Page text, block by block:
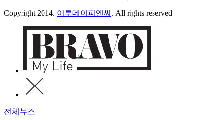
Copyright 2014. 이투데이피엔씨 . All rights reserved
전체뉴스